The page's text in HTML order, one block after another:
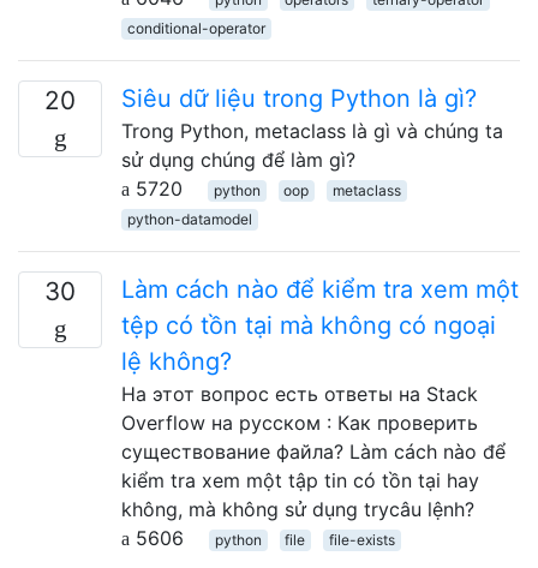
conditional-operator
20 Siêu dữ liệu trong Python là gì?
Trong Python, metaclass là gì và chúng ta
sử dụng chúng để làm gì?
5720
python oop
metaclass
python-datamodel
30
Làm cách nào để kiểm tra xem một
tệp có tồn tại mà không có ngoại
lệ không?
На этот вопрос есть ответы на Stack
Overflow на русском : Как проверить
существование файла? Làm cách nào để
kiểm tra xem một tập tin có tồn tại hay
không, mà không sử dụng trycâu lệnh?
5606
python file file-exists